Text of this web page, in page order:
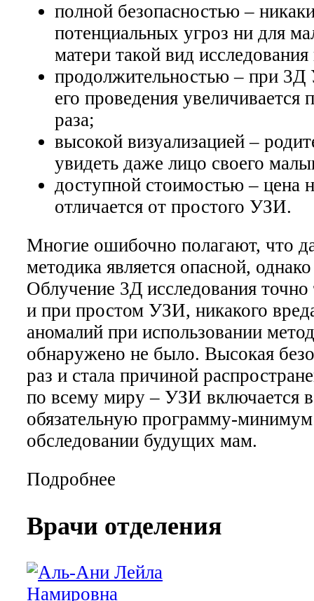
полной безопасностью –
потенциальных угроз ни для
матери такой вид исследования
продолжительностью – при
его проведения увеличивается
раза;
высокой визуализацией –
увидеть даже лицо своего
доступной стоимостью – цена
отличается от простого УЗИ.
Многие ошибочно полагают, что
методика является опасной,
Облучение 3Д исследования точно
и при простом УЗИ, никакого
аномалий при использовании
обнаружено не было. Высокая
раз и стала причиной
по всему миру – УЗИ включается в
обязательную программу-
обследовании будущих мам.
Подробнее
Врачи отделения